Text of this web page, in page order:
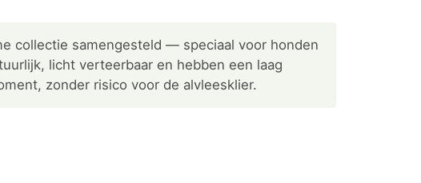
collectie samengesteld — speciaal voor honden
licht verteerbaar en hebben een laag
zonder risico voor de alvleesklier.